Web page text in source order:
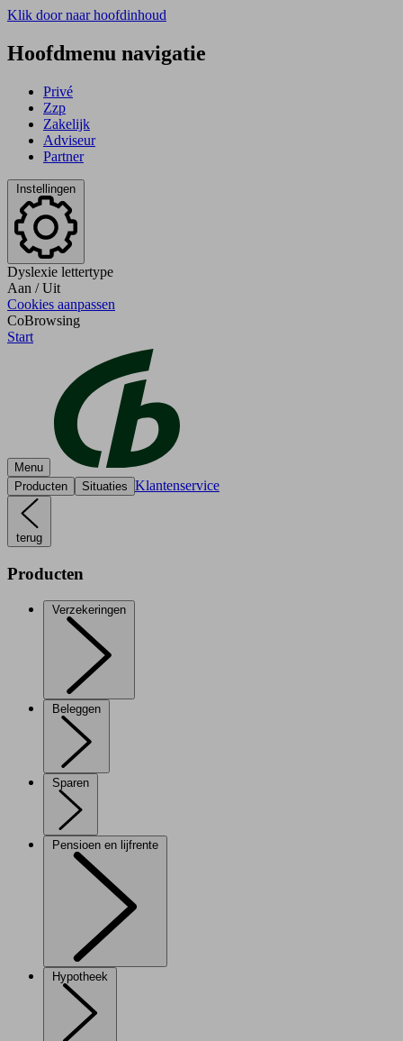
Klik door naar hoofdinhoud
Hoofdmenu navigatie
Privé
Zzp
Zakelijk
Adviseur
Partner
Instellingen
Dyslexie lettertype
Aan / Uit
Cookies aanpassen
CoBrowsing
Start
Menu
Producten
Situaties Klantenservice
terug
Producten
Verzekeringen
Beleggen
Sparen
Pensioen en lijfrente
Hypotheek